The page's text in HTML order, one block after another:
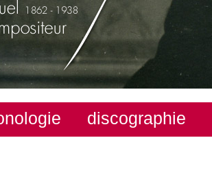
discographie